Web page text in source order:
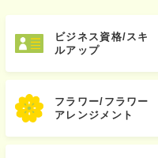
ビジネス資格/スキ
ルアップ
フラワー/フラワー
アレンジメント